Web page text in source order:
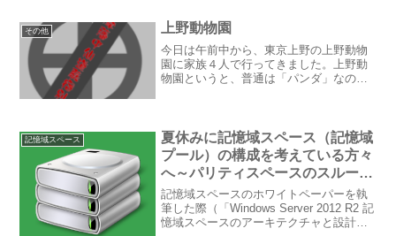
PCを 起動し、リ...
その他 上野動物園
今日は午前中から、東京上野の上野動物
園に家族４人で行ってきました。上野動
物園というと、普通は「パンダ」なので
一年生のときに、初めて図...
記憶域スペース
夏休みに記憶域スペース（記憶域
プール）の構成を考えている方々
へ～パリティスペースのスループ
ット
記憶域スペースのホワイトペーパーを執
筆した際（「Windows Server 2012 R2 記
憶域スペースのアーキテクチャと設計・